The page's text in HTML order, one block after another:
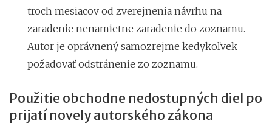
troch mesiacov od zverejnenia návrhu na
zaradenie nenamietne zaradenie do zoznamu.
Autor je oprávnený samozrejme kedykoľvek
požadovať odstránenie zo zoznamu.
Použitie obchodne nedostupných diel po
prijatí novely autorského zákona